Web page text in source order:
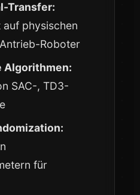
Transfer:
physischen
Roboter
Algorithmen:
SAC-, TD3-
für